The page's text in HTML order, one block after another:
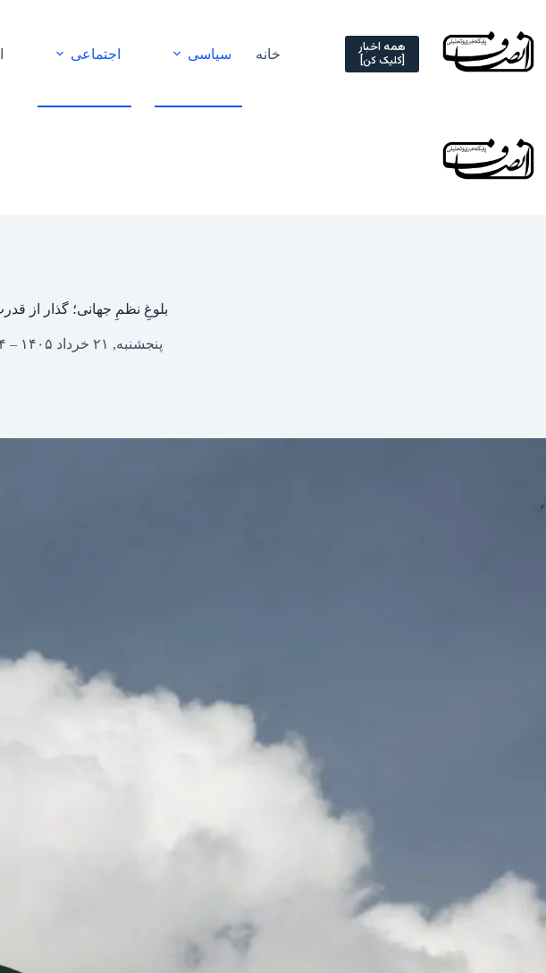
content
همه اخبار
[کلیک کن] خانه سیاسی اجتماعی
بلوغِ نظمِ جهانی؛ گذار از
پنجشنبه, ۲۱ خرداد ۱۴۰۵ – ۰۰:۱۴